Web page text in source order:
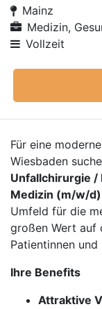
Mainz
Medizin,
Vollzeit
Für eine
Wiesbaden
Unfallchirurgie /
Medizin (m/w/d)
Umfeld für die
großen Wert auf
Patientinnen und
Ihre Benefits
Attraktive